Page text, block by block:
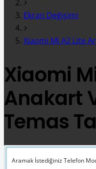
Ekran Değişimi
Xiaomi Mi A2 Lite
Xiaomi
Anakart
Temas